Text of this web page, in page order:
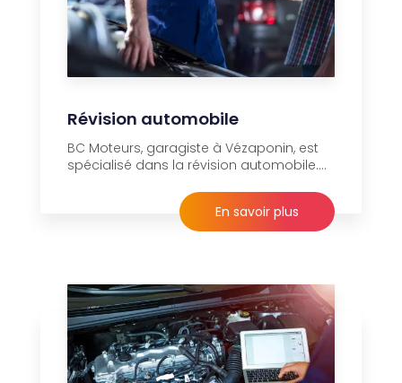
Révision automobile
BC Moteurs, garagiste à Vézaponin, est
spécialisé dans la révision automobile....
En savoir plus